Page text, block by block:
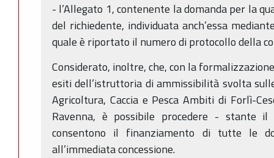
- l’Allegato 1, contenente la domanda per la
del richiedente, individuata anch’essa
quale è riportato il numero di protocollo della
Considerato, inoltre, che, con la
esiti dell’istruttoria di ammissibilità svolta
Agricoltura, Caccia e Pesca Ambiti di Forlì-
Ravenna, è possibile procedere - stante
consentono il finanziamento di tutte le
all’immediata concessione.